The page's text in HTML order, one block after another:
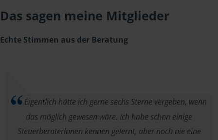
Das sagen meine Mitglieder
Echte Stimmen aus der Beratung
Eigentlich hätte ich gerne sechs Sterne vergeben, wenn
das möglich gewesen wäre. Ich habe schon einige
SteuerberaterInnen kennen gelernt, aber noch nie eine